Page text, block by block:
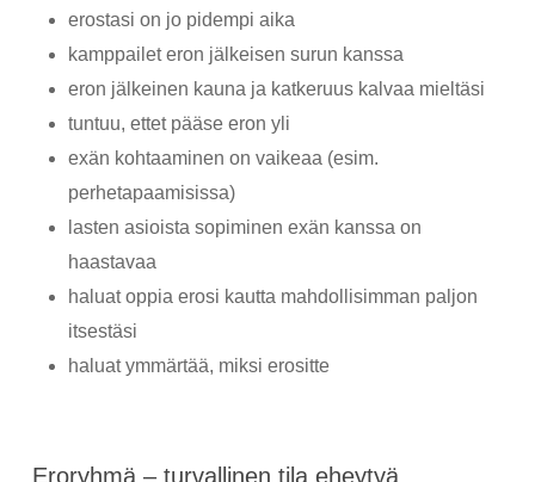
erostasi on jo pidempi aika
kamppailet eron jälkeisen surun kanssa
eron jälkeinen kauna ja katkeruus kalvaa mieltäsi
tuntuu, ettet pääse eron yli
exän kohtaaminen on vaikeaa (esim.
perhetapaamisissa)
lasten asioista sopiminen exän kanssa on
haastavaa
haluat oppia erosi kautta mahdollisimman paljon
itsestäsi
haluat ymmärtää, miksi erositte
Eroryhmä – turvallinen tila eheytyä